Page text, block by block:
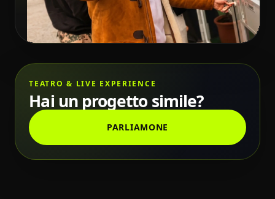
TEATRO & LIVE EXPERIENCE
Hai un progetto simile?
PARLIAMONE